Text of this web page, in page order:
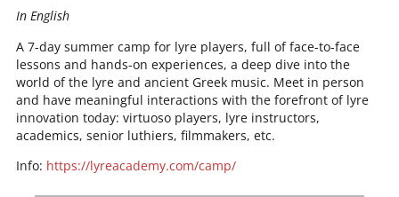
I n English
A 7-day summer camp for lyre players, full of face-to-face
lessons and hands-on experiences, a deep dive into the
world of the lyre and ancient Greek music. Meet in person
and have meaningful interactions with the forefront of lyre
innovation today: virtuoso players, lyre instructors,
academics, senior luthiers, filmmakers, etc.
I nfo: https://lyreacademy.com/​camp/